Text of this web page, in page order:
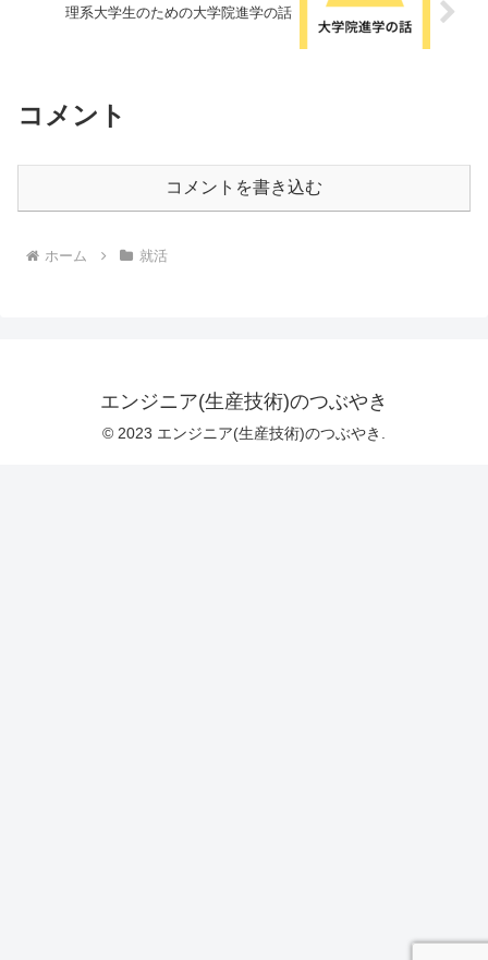
理系大学生のための大学院進学の話
コメント
コメントを書き込む
ホーム 就活
エンジニア(生産技術)のつぶやき
© 2023 エンジニア(生産技術)のつぶやき.